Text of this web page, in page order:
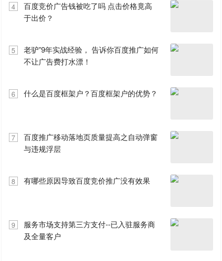
4
百度竞价广告钱被吃了吗 点击价格竟高
于出价？
5
老驴”9年实战经验， 告诉你百度推广如何
不让广告费打水漂！
6 什么是百度框架户？百度框架户的优势？
7
百度推广移动落地页质量提高之自动弹窗
与违规浮层
8 有哪些原因导致百度竞价推广没有效果
9
服务市场支持第三方支付--已入驻服务商
及全量客户